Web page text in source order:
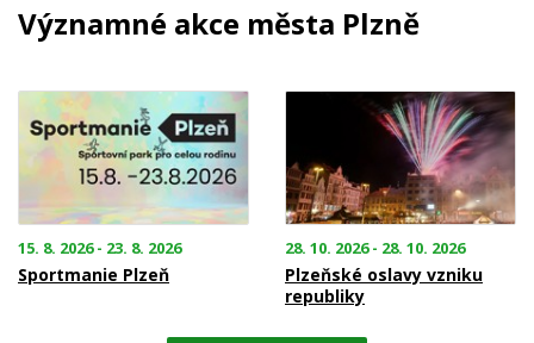
Významné akce města Plzně
15. 8. 2026 - 23. 8. 2026
Sportmanie Plzeň
28. 10. 2026 - 28. 10. 2026
Plzeňské oslavy vzniku
republiky